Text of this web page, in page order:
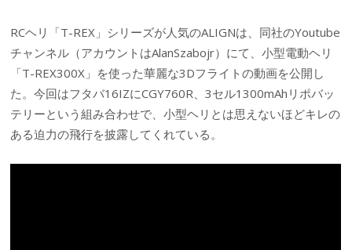
RCヘリ「T-REX」シリーズが人気のALIGNは、同社のYoutube
チャンネル（アカウントはAlanSzabojr）にて、小型電動ヘリ
「T-REX300X」を使った華麗な3Dフライトの動画を公開し
た。今回はフタバ16IZにCGY760R、3セル1300mAhリポバッ
テリーという組み合わせで、小型ヘリとは思えないほどキレの
ある迫力の飛行を披露してくれている。